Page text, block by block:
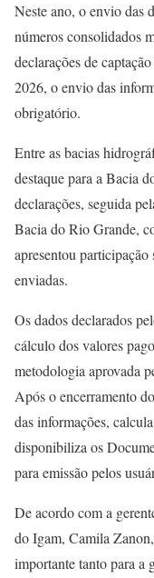
Neste ano, o envio das
números consolidados
declarações de
2026, o envio das
obrigatório.
Entre as bacias
destaque para a Bacia
declarações, seguida
Bacia do Rio Grande,
apresentou
enviadas.
Os dados declarados
cálculo dos valores
metodologia aprovada
Após o encerramento
das informações,
disponibiliza os
para emissão pelos
De acordo com a
do Igam, Camila
importante tanto para a